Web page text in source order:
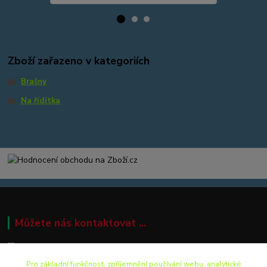
Zboží zařazeno v kategoriích
Brašny
Na řídítka
Můžete nás kontaktovat ...
Pro základní funkčnost, zpříjemnění používání webu, analytické